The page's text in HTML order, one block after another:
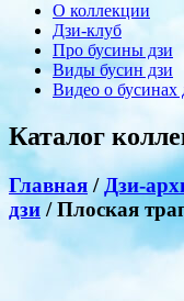
О коллекции
Дзи-клуб
Про бусины дзи
Виды бусин дзи
Видео о бусинах
Каталог
Главная /Дзи-
дзи / Плоская